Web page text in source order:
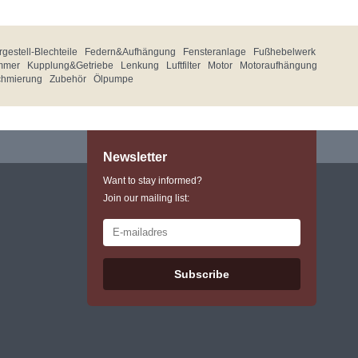
Blechteile Federn&Aufhängung Fensteranlage
Fußhebelwerk
Kupplung&Getriebe Lenkung Luftfilter Motor
Motoraufhängung
Zubehör Ölpumpe
Newsletter
Want to stay informed?
Join our mailing list:
Subscribe